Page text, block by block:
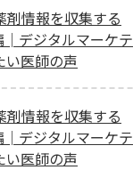
剤情報を収集する
│デジタルマーケテ
い医師の声
剤情報を収集する
│デジタルマーケテ
い医師の声